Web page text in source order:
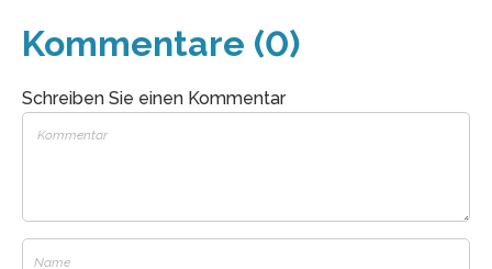
Kommentare (0)
Schreiben Sie einen Kommentar